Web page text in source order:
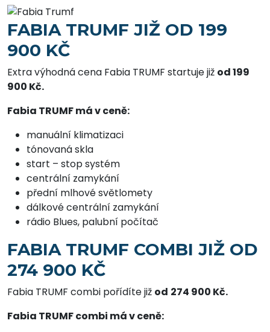
FABIA TRUMF JIŽ OD 199
900 KČ
Extra výhodná cena Fabia TRUMF startuje již od 199
900 Kč.
Fabia TRUMF má v ceně:
manuální klimatizaci
tónovaná skla
start – stop systém
centrální zamykání
přední mlhové světlomety
dálkové centrální zamykání
rádio Blues, palubní počítač
FABIA TRUMF COMBI JIŽ OD
274 900 KČ
Fabia TRUMF combi pořídíte již od 274 900 Kč.
Fabia TRUMF combi má v ceně: